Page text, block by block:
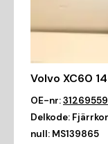
Volvo XC60
OE-nr:31269559
Delkode:
null: MS139865